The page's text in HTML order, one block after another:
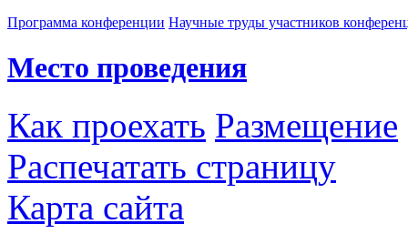
Программа конференции Научные труды участников
Место проведения
Как проехать Размещение
Распечатать страницу
Карта сайта